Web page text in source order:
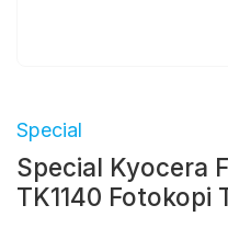
Special
Special Kyocera
TK1140 Fotokopi